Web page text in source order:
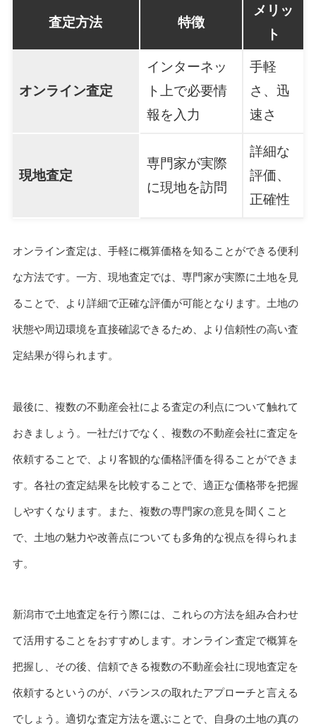
査定方法 特徴
メリッ
ト
オンライン査定
インターネッ
ト上で必要情
報を入力
手軽
さ、迅
速さ
現地査定
専門家が実際
に現地を訪問
詳細な
評価、
正確性
オンライン査定は、手軽に概算価格を知ることができる便利
な方法です。一方、現地査定では、専門家が実際に土地を見
ることで、より詳細で正確な評価が可能となります。土地の
状態や周辺環境を直接確認できるため、より信頼性の高い査
定結果が得られます。
最後に、複数の不動産会社による査定の利点について触れて
おきましょう。一社だけでなく、複数の不動産会社に査定を
依頼することで、より客観的な価格評価を得ることができま
す。各社の査定結果を比較することで、適正な価格帯を把握
しやすくなります。また、複数の専門家の意見を聞くこと
で、土地の魅力や改善点についても多角的な視点を得られま
す。
新潟市で土地査定を行う際には、これらの方法を組み合わせ
て活用することをおすすめします。オンライン査定で概算を
把握し、その後、信頼できる複数の不動産会社に現地査定を
依頼するというのが、バランスの取れたアプローチと言える
でしょう。適切な査定方法を選ぶことで、自身の土地の真の